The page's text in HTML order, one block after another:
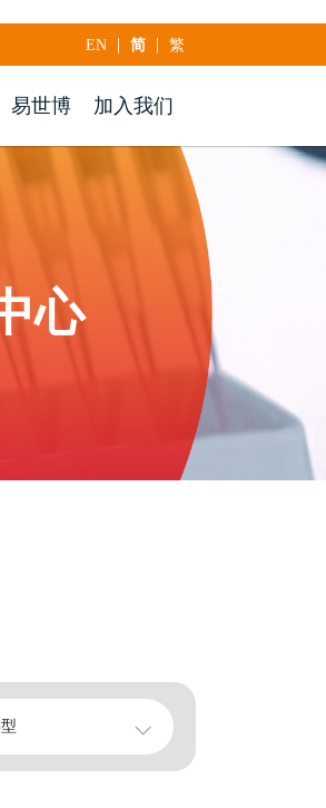
EN | 简 | 繁
易世博 加入我们
心